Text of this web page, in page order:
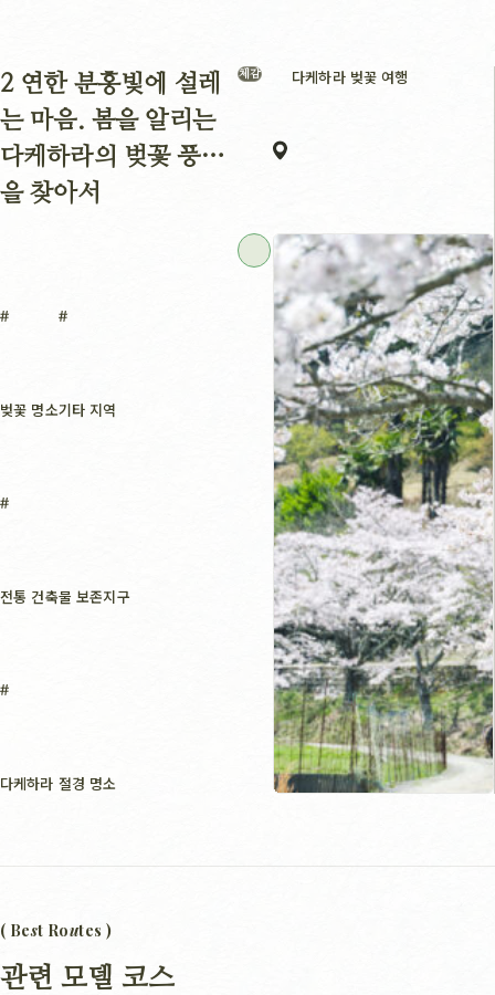
2 연한 분홍빛에 설레
는 마음. 봄을 알리는
다케하라의 벚꽃 풍경
을 찾아서
체감 다케하라 벚꽃 여행
벚꽃 명소기타 지역
전통 건축물 보존지구
다케하라 절경 명소
( Best Routes )
관련 모델 코스